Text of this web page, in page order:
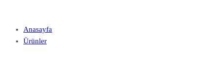
Anasayfa
Ürünler